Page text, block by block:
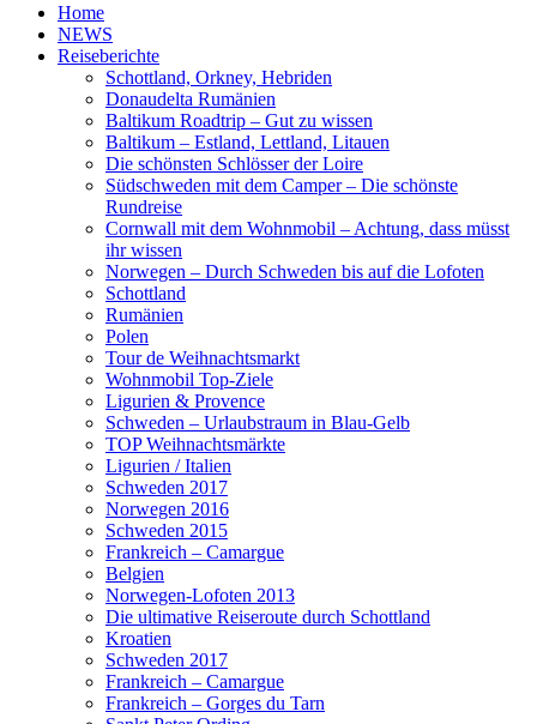
Home
NEWS
Reiseberichte
Schottland, Orkney, Hebriden
Donaudelta Rumänien
Baltikum Roadtrip – Gut zu wissen
Baltikum – Estland, Lettland, Litauen
Die schönsten Schlösser der Loire
Südschweden mit dem Camper – Die schönste
Rundreise
Cornwall mit dem Wohnmobil – Achtung, dass müsst
ihr wissen
Norwegen – Durch Schweden bis auf die Lofoten
Schottland
Rumänien
Polen
Tour de Weihnachtsmarkt
Wohnmobil Top-Ziele
Ligurien & Provence
Schweden – Urlaubstraum in Blau-Gelb
TOP Weihnachtsmärkte
Ligurien / Italien
Schweden 2017
Norwegen 2016
Schweden 2015
Frankreich – Camargue
Belgien
Norwegen-Lofoten 2013
Die ultimative Reiseroute durch Schottland
Kroatien
Schweden 2017
Frankreich – Camargue
Frankreich – Gorges du Tarn